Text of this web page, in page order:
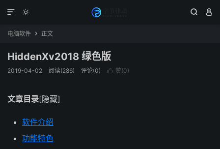
  

电脑软件  正文
HiddenXv2018 绿色版
2019-04-02 阅读(286) 评论(0)  赞(0)
文章目录[隐藏]
软件介绍
功能特色